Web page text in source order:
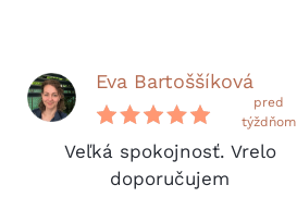
Eva Bartoššíková
pred
týždňom
Veľká spokojnosť. Vrelo
doporučujem